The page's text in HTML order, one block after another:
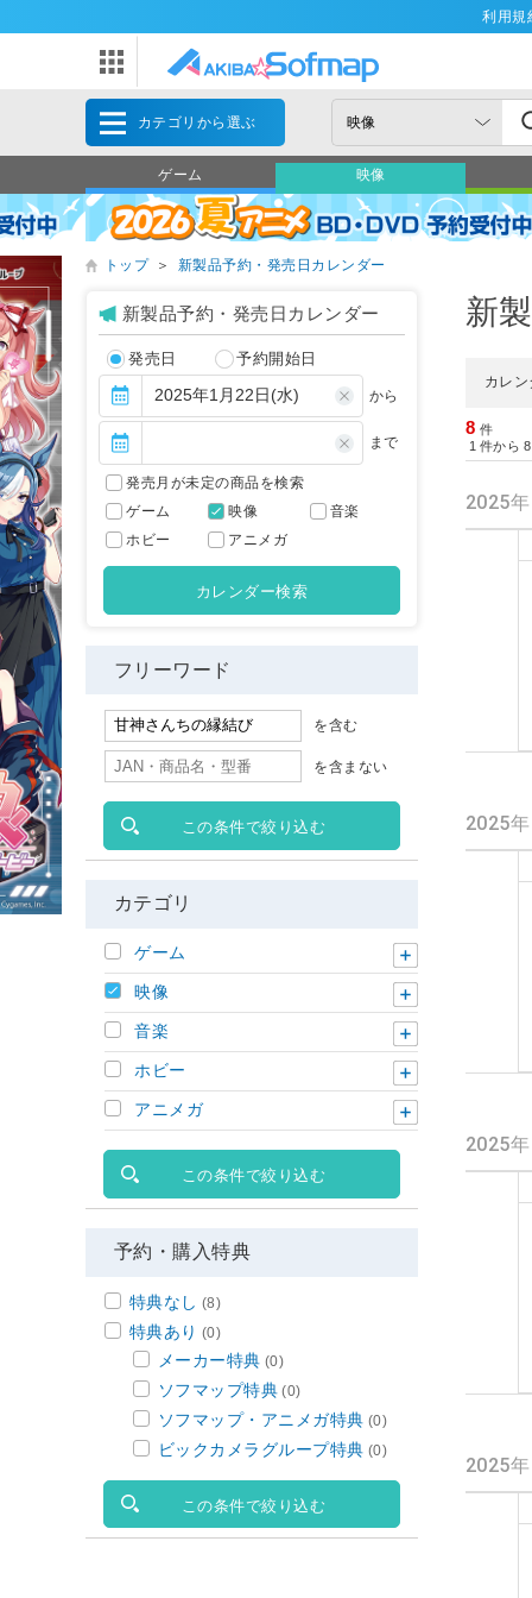
利用規
カテゴリから選ぶ
ゲーム 映像
トップ ＞ 新製品予約・発売日カレンダー
新
カレ
8 件
1 件から 8
2025
2025
2025
2025
新製品予約・発売日カレンダー
発売日 予約開始日
から
まで
発売月が未定の商品を検索
ゲーム
映像
音楽
ホビー
アニメガ
カレンダー検索
フリーワード
を含む
を含まない
この条件で絞り込む
カテゴリ
ゲーム
映像
音楽
ホビー
アニメガ
この条件で絞り込む
予約・購入特典
特典なし (8)
特典あり (0)
メーカー特典 (0)
ソフマップ特典 (0)
ソフマップ・アニメガ特典 (0)
ビックカメラグループ特典 (0)
この条件で絞り込む